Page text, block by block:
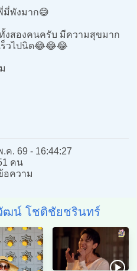
มี่พังมาก😅
สองคนครับ มีความสุขมาก
วไปนิด😂😂😂
.ค. 69 - 16:44:27
คน
อความ
ฒน์ โชติชัยชรินทร์